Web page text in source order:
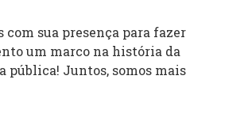
com sua presença para fazer
um marco na história da
pública! Juntos, somos mais